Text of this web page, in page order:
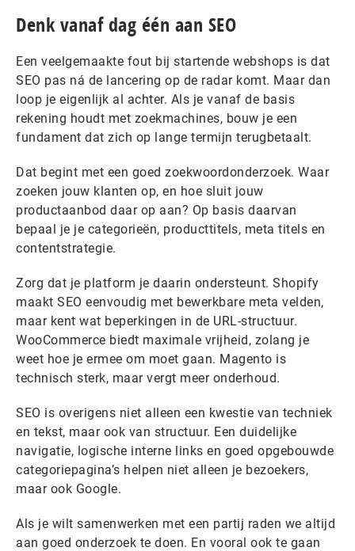
Denk vanaf dag één aan SEO
Een veelgemaakte fout bij startende webshops is dat
SEO pas ná de lancering op de radar komt. Maar dan
loop je eigenlijk al achter. Als je vanaf de basis
rekening houdt met zoekmachines, bouw je een
fundament dat zich op lange termijn terugbetaalt.
Dat begint met een goed zoekwoordonderzoek. Waar
zoeken jouw klanten op, en hoe sluit jouw
productaanbod daar op aan? Op basis daarvan
bepaal je je categorieën, producttitels, meta titels en
contentstrategie.
Zorg dat je platform je daarin ondersteunt. Shopify
maakt SEO eenvoudig met bewerkbare meta velden,
maar kent wat beperkingen in de URL-structuur.
WooCommerce biedt maximale vrijheid, zolang je
weet hoe je ermee om moet gaan. Magento is
technisch sterk, maar vergt meer onderhoud.
SEO is overigens niet alleen een kwestie van techniek
en tekst, maar ook van structuur. Een duidelijke
navigatie, logische interne links en goed opgebouwde
categoriepagina’s helpen niet alleen je bezoekers,
maar ook Google.
Als je wilt samenwerken met een partij raden we altijd
aan goed onderzoek te doen. En vooral ook te gaan